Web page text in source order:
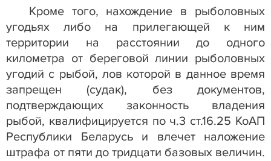
Кроме того, нахождение в рыболовных
угодьях либо на прилегающей к ним
территории на расстоянии до одного
километра от береговой линии рыболовных
угодий с рыбой, лов которой в данное время
запрещен (судак), без документов,
подтверждающих законность владения
рыбой, квалифицируется по ч.3 ст.16.25 КоАП
Республики Беларусь и влечет наложение
штрафа от пяти до тридцати базовых величин.